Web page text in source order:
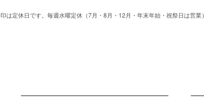
印は定休日です。毎週水曜定休（7月・8月・12月・年末年始・祝祭日は営業